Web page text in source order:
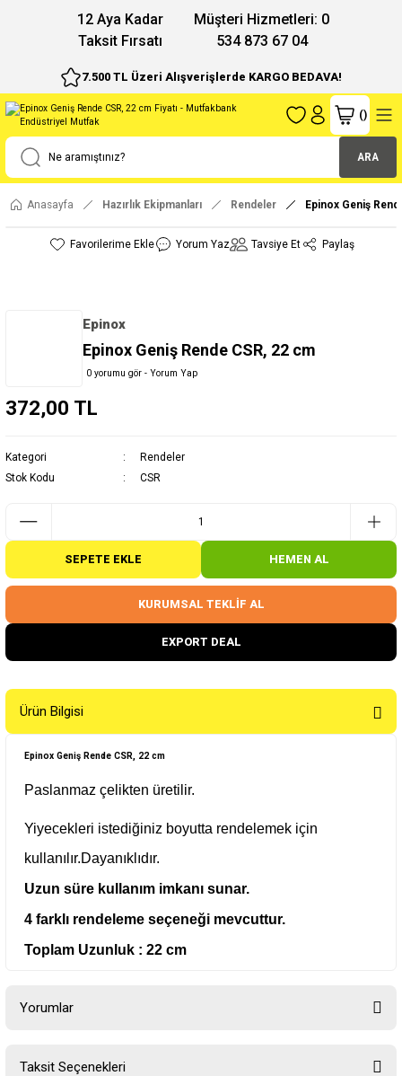
12 Aya Kadar
Taksit Fırsatı
Müşteri Hizmetleri: 0
534 873 67 04
7.500 TL Üzeri Alışverişlerde KARGO BEDAVA!
ARA
()
Anasayfa Hazırlık Ekipmanları Rendeler Epinox Geniş
Yorum Yaz Tavsiye Et Paylaş
Epinox
Epinox Geniş Rende CSR, 22 cm
0 yorumu gör - Yorum Yap
372,00 TL
Kategori
Rendeler
Stok Kodu
CSR
SEPETE EKLE HEMEN AL
KURUMSAL TEKLİF AL
EXPORT DEAL
Ürün Bilgisi
Epinox Geniş Rende CSR, 22 cm
Paslanmaz çelikten üretilir.
Yiyecekleri istediğiniz boyutta rendelemek için
kullanılır.Dayanıklıdır.
Uzun süre kullanım imkanı sunar.
4 farklı rendeleme seçeneği mevcuttur.
Toplam Uzunluk : 22 cm
Yorumlar
Taksit Seçenekleri